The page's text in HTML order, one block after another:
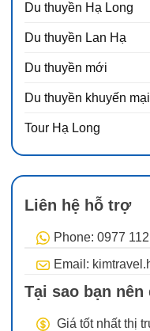
Du thuyền Hạ Long
Du thuyền Lan Hạ
Du thuyền mới
Du thuyền khuyến mại
Tour Hạ Long
Liên hệ hỗ trợ
Phone: 0977
Email:
Tại sao bạn nên
Giá tốt nhất thị